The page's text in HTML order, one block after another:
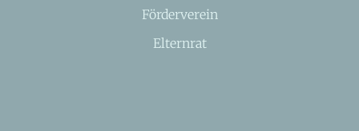
Förderverein
Elternrat